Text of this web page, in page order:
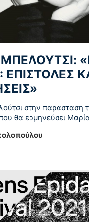
στην παράσταση
θα ερμηνεύσει